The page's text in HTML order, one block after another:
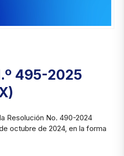
495-2025
Resolución No. 490-2024
octubre de 2024, en la forma